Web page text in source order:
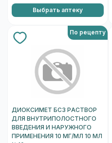
Выбрать аптеку
По рецепту
ДИОКСИМЕТ БСЗ РАСТВОР
ДЛЯ ВНУТРИПОЛОСТНОГО
ВВЕДЕНИЯ И НАРУЖНОГО
ПРИМЕНЕНИЯ 10 МГ/МЛ 10 МЛ